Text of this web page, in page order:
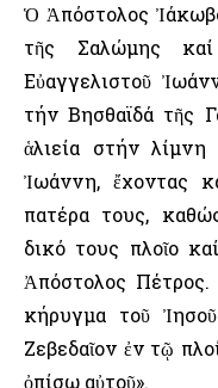
Ὁ Ἀπόστολος
τῆς Σαλώμης
Εὐαγγελιστοῦ
τήν Βησθαϊδά τῆς
ἁλιεία στήν
Ἰωάννη, ἔχοντας
πατέρα τους,
δικό τους πλοῖο
Ἀπόστολος
κήρυγμα τοῦ
Ζεβεδαῖον ἐν τῷ
ὀπίσω αὐτοῦ».